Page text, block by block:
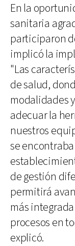
En la
sanitaria
participaron
implicó la
"Las
de salud,
modalidades
adecuar la
nuestros
se
de gestión
permitirá
más
procesos en
explicó.